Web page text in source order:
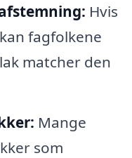
Hvis
fagfolkene
matcher den
Mange
som